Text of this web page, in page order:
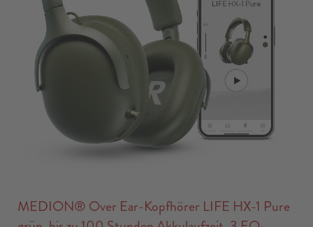
MEDION® Over Ear-Kopfhörer LIFE HX-1 Pure